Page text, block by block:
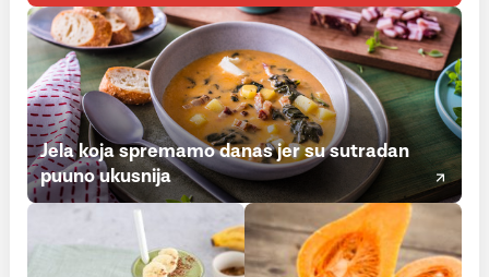
Jela koja spremamo danas jer su sutradan
puuno ukusnija